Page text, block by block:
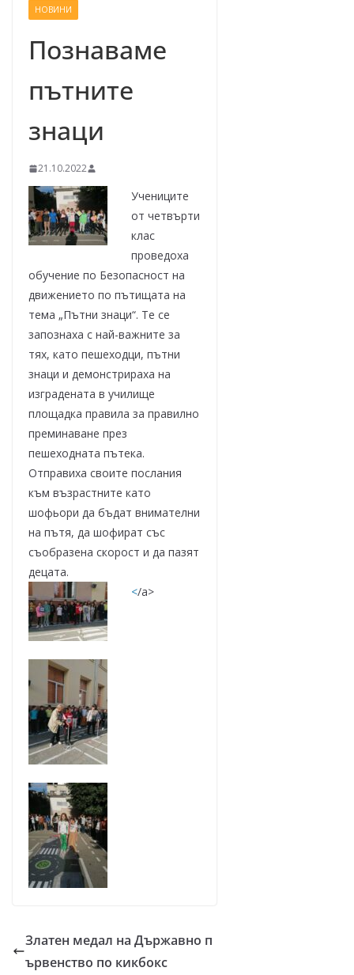
НОВИНИ
Познаваме
пътните
знаци
21.10.2022
Учениците
от четвърти
клас
проведоха
обучение по Безопасност на
движението по пътищата на
тема „Пътни знаци“. Те се
запознаха с най-важните за
тях, като пешеходци, пътни
знаци и демонстрираха на
изградената в училище
площадка правила за правилно
преминаване през
пешеходната пътека.
Отправиха своите послания
към възрастните като
шофьори да бъдат внимателни
на пътя, да шофират със
съобразена скорост и да пазят
децата.
</a>
Златен медал на Държавно п
ървенство по кикбокс